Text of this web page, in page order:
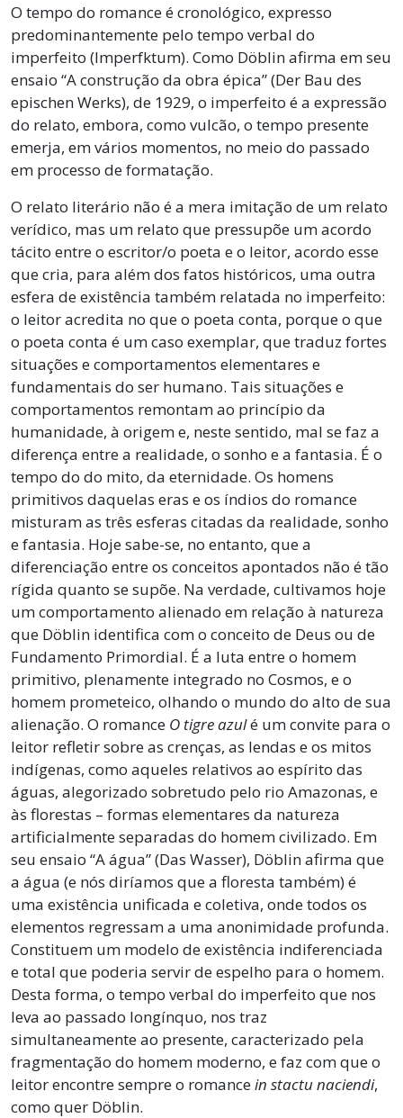
O tempo do romance é cronológico, expresso
predominantemente pelo tempo verbal do
imperfeito (Imperfktum). Como Döblin afirma em seu
ensaio “A construção da obra épica” (Der Bau des
epischen Werks), de 1929, o imperfeito é a expressão
do relato, embora, como vulcão, o tempo presente
emerja, em vários momentos, no meio do passado
em processo de formatação.
O relato literário não é a mera imitação de um relato
verídico, mas um relato que pressupõe um acordo
tácito entre o escritor/o poeta e o leitor, acordo esse
que cria, para além dos fatos históricos, uma outra
esfera de existência também relatada no imperfeito:
o leitor acredita no que o poeta conta, porque o que
o poeta conta é um caso exemplar, que traduz fortes
situações e comportamentos elementares e
fundamentais do ser humano. Tais situações e
comportamentos remontam ao princípio da
humanidade, à origem e, neste sentido, mal se faz a
diferença entre a realidade, o sonho e a fantasia. É o
tempo do do mito, da eternidade. Os homens
primitivos daquelas eras e os índios do romance
misturam as três esferas citadas da realidade, sonho
e fantasia. Hoje sabe-se, no entanto, que a
diferenciação entre os conceitos apontados não é tão
rígida quanto se supõe. Na verdade, cultivamos hoje
um comportamento alienado em relação à natureza
que Döblin identifica com o conceito de Deus ou de
Fundamento Primordial. É a luta entre o homem
primitivo, plenamente integrado no Cosmos, e o
homem prometeico, olhando o mundo do alto de sua
alienação. O romance O tigre azulé um convite para o
leitor refletir sobre as crenças, as lendas e os mitos
indígenas, como aqueles relativos ao espírito das
águas, alegorizado sobretudo pelo rio Amazonas, e
às florestas – formas elementares da natureza
artificialmente separadas do homem civilizado. Em
seu ensaio “A água” (Das Wasser), Döblin afirma que
a água (e nós diríamos que a floresta também) é
uma existência unificada e coletiva, onde todos os
elementos regressam a uma anonimidade profunda.
Constituem um modelo de existência indiferenciada
e total que poderia servir de espelho para o homem.
Desta forma, o tempo verbal do imperfeito que nos
leva ao passado longínquo, nos traz
simultaneamente ao presente, caracterizado pela
fragmentação do homem moderno, e faz com que o
leitor encontre sempre o romancein stactu naciendi,
como quer Döblin.